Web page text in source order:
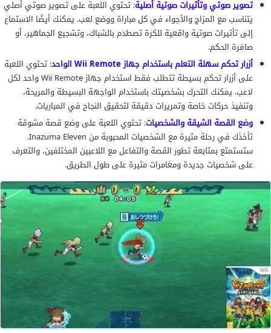
تصوير صوتي وتأثيرات صوتية أصلية: تحتوي اللعبة على تصوير صوتي أصلي
يتناسب مع المزاج والأجواء في كل مباراة ووضع لعب. يمكنك أيضًا الاستماع
إلى تأثيرات صوتية واقعية للكرة تصطدم بالشباك، وتشجيع الجماهير، أو
صافرة الحكم.
أزرار تحكم سهلة التعلم باستخدام جهاز Wii Remote الواحد
: تحتوي اللعبة
على أزرار تحكم بسيطة تتطلب فقط استخدام جهاز Wii Remote واحد لكل
لاعب. يمكنك التحرك بشخصيتك باستخدام الواجهة البسيطة والمريحة،
وتنفيذ حركات خاصة وتمريرات دقيقة لتحقيق النجاح في المباريات.
وضع القصة الشيقة والشخصيات: تحتوي اللعبة على وضع قصة مشوقة
تأخذك في رحلة مثيرة مع الشخصيات المحبوبة من Inazuma Eleven.
ستستمتع بمتابعة تطور القصة والتفاعل مع اللاعبين المختلفين، والتعرف
على شخصيات جديدة ومغامرات مثيرة على طول الطريق.